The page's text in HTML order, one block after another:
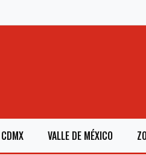
CDMX VALLE DE MÉXICO